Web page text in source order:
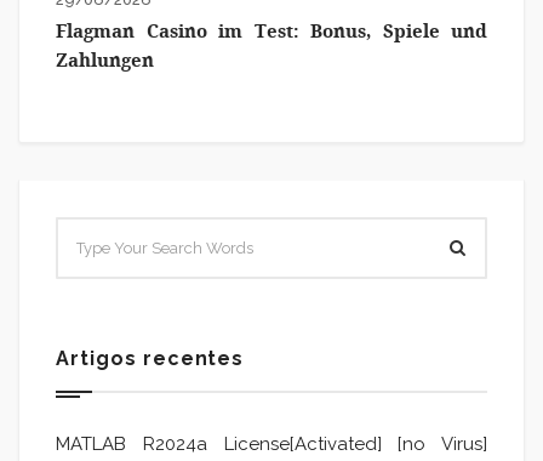
Flagman Casino im Test: Bonus, Spiele und
Zahlungen
Artigos recentes
MATLAB R2024a License[Activated] [no Virus]